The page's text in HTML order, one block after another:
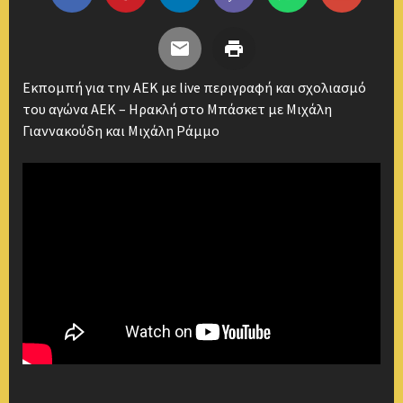
Εκπομπή για την ΑΕΚ με live περιγραφή και σχολιασμό
του αγώνα ΑΕΚ – Ηρακλή στο Μπάσκετ με Μιχάλη
Γιαννακούδη και Μιχάλη Ράμμο